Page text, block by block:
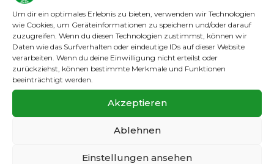
Um dir ein optimales Erlebnis zu bieten, verwenden wir Technologien
wie Cookies, um Geräteinformationen zu speichern und/oder darauf
zuzugreifen. Wenn du diesen Technologien zustimmst, können wir
Daten wie das Surfverhalten oder eindeutige IDs auf dieser Website
verarbeiten. Wenn du deine Einwilligung nicht erteilst oder
zurückziehst, können bestimmte Merkmale und Funktionen
beeinträchtigt werden.
Akzeptieren
Ablehnen
Einstellungen ansehen
hin eine Sehr ordentliche Mannschaftsleistung.
Kurz nach Wiederanpfiff mussten die Gatower
den nächsten Rückschlag in Form einer
Gelb/Roten Karte (Buchholz) hinnehmen, als
sich dann noch Feuerpfeil nach Verletzung
verabschiedete war den 9 Gatowern klar jetzt
erst recht. Nun ging der Kampf los und die
restlichen Gatower legten sich voll ins Zeug
noch einmal richtig Dampf und erarbeiteten
Standard das 3:1 in der 75. Minute fiel merkte